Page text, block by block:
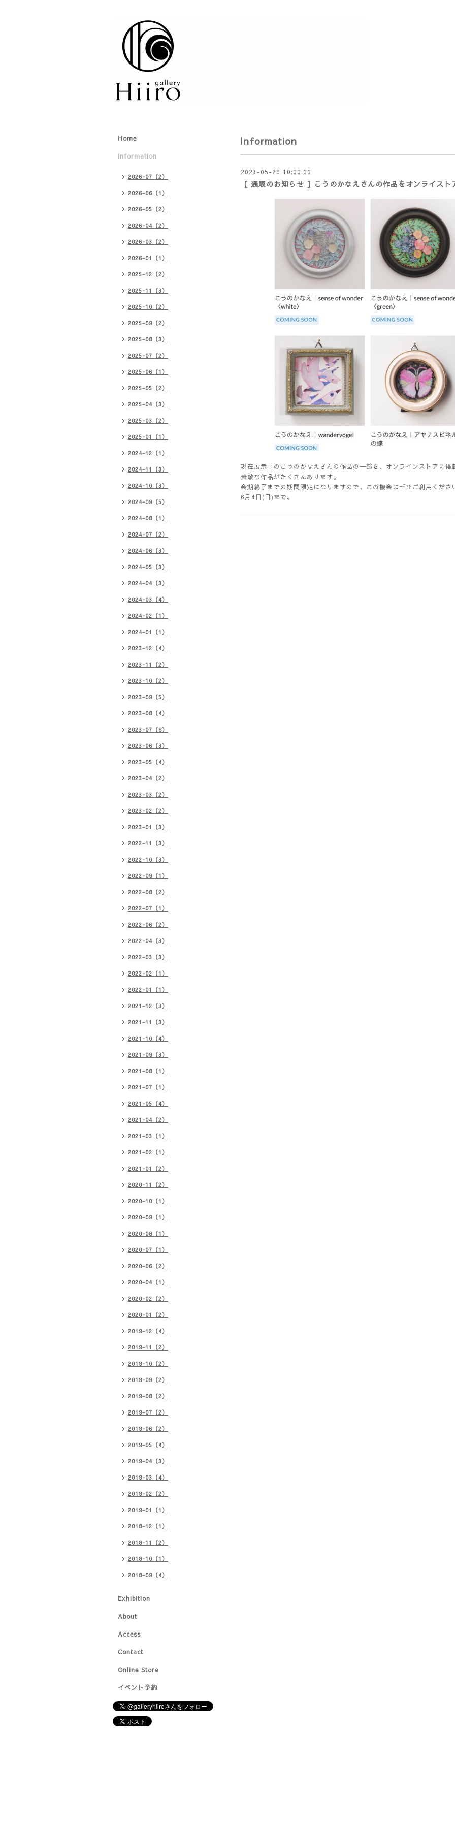
Information
2023-05-29 10:00:00
【 通販のお知らせ 】こうのかなえさんの作品をオンライスト
現在展示中のこうのかなえさんの作品の一部を、 オンラインストア に掲
素敵な作品がたくさんあります。
会期終了までの期間限定になりますので、この機会にぜひご利用くださ
6月4日(日)まで。
Home
Information
2026-07（2）
2026-06（1）
2026-05（2）
2026-04（2）
2026-03（2）
2026-01（1）
2025-12（2）
2025-11（3）
2025-10（2）
2025-09（2）
2025-08（3）
2025-07（2）
2025-06（1）
2025-05（2）
2025-04（3）
2025-03（2）
2025-01（1）
2024-12（1）
2024-11（3）
2024-10（3）
2024-09（5）
2024-08（1）
2024-07（2）
2024-06（3）
2024-05（3）
2024-04（3）
2024-03（4）
2024-02（1）
2024-01（1）
2023-12（4）
2023-11（2）
2023-10（2）
2023-09（5）
2023-08（4）
2023-07（6）
2023-06（3）
2023-05（4）
2023-04（2）
2023-03（2）
2023-02（2）
2023-01（3）
2022-11（3）
2022-10（3）
2022-09（1）
2022-08（2）
2022-07（1）
2022-06（2）
2022-04（3）
2022-03（3）
2022-02（1）
2022-01（1）
2021-12（3）
2021-11（3）
2021-10（4）
2021-09（3）
2021-08（1）
2021-07（1）
2021-05（4）
2021-04（2）
2021-03（1）
2021-02（1）
2021-01（2）
2020-11（2）
2020-10（1）
2020-09（1）
2020-08（1）
2020-07（1）
2020-06（2）
2020-04（1）
2020-02（2）
2020-01（2）
2019-12（4）
2019-11（2）
2019-10（2）
2019-09（2）
2019-08（2）
2019-07（2）
2019-06（2）
2019-05（4）
2019-04（3）
2019-03（4）
2019-02（2）
2019-01（1）
2018-12（1）
2018-11（2）
2018-10（1）
2018-09（4）
Exhibition
About
Access
Contact
Online Store
イベント予約